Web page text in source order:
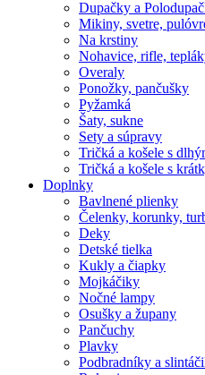
Dupačky a
Mikiny, svetre,
Na krstiny
Nohavice, rifle,
Overaly
Ponožky, pančušky
Pyžamká
Šaty, sukne
Sety a súpravy
Tričká a košele s
Tričká a košele s
Doplnky
Bavlnené plienky
Čelenky, korunky,
Deky
Detské tielka
Kukly a čiapky
Mojkáčiky
Nočné lampy
Osušky a župany
Pančuchy
Plavky
Podbradníky a